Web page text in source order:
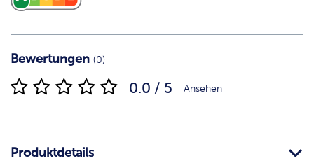
Bewertungen (0)
0.0 / 5 Ansehen
Produktdetails